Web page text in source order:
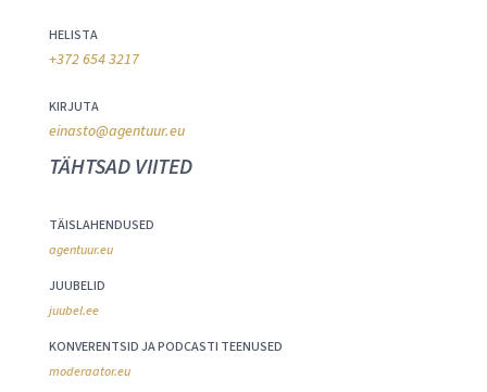
HELISTA
+372 654 3217
KIRJUTA
einasto@agentuur.eu
TÄHTSAD VIITED
TÄISLAHENDUSED
agentuur.eu
JUUBELID
juubel.ee
KONVERENTSID JA PODCASTI TEENUSED
moderaator.eu